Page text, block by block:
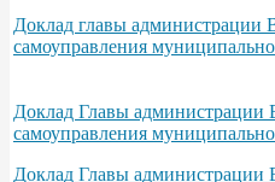
Доклад главы администрации
самоуправления
Доклад Главы администрации
самоуправления
Доклад Главы администрации